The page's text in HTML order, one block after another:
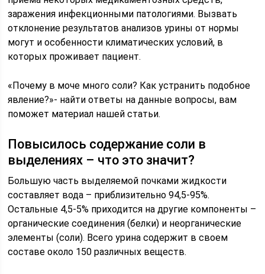
заражения инфекционными патологиями. Вызвать
отклонение результатов анализов урины от нормы
могут и особенности климатических условий, в
которых проживает пациент.
«Почему в моче много соли? Как устранить подобное
явление?»- найти ответы на данные вопросы, вам
поможет материал нашей статьи.
Повысилось содержание соли в
выделениях – что это значит?
Большую часть выделяемой почками жидкости
составляет вода – приблизительно 94,5-95%.
Остальные 4,5-5% приходится на другие компоненты –
органические соединения (белки) и неорганические
элементы (соли). Всего урина содержит в своем
составе около 150 различных веществ.